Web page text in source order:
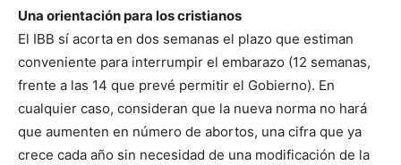
Una orientación para los cristianos
El IBB sí acorta en dos semanas el plazo que estiman
conveniente para interrumpir el embarazo (12 semanas,
frente a las 14 que prevé permitir el Gobierno). En
cualquier caso, consideran que la nueva norma no hará
que aumenten en número de abortos, una cifra que ya
crece cada año sin necesidad de una modificación de la